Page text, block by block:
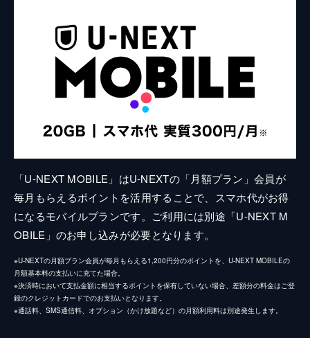
「U-NEXT MOBILE」はU-NEXTの「月額プラン」会員が
毎月もらえるポイントを活用することで、スマホ代がお得
になるモバイルプランです。ご利用には別途「U-NEXT M
OBILE」のお申し込みが必要となります。
※U-NEXTの月額プラン会員が毎月もらえる1,200円分のポイントを、U-NEXT MOBILEの
月額基本料の支払いに充てた場合。
※決済時において支払金額に相当するポイントを保有していない場合、差額分の料金はご登
録のクレジットカードでのお支払いとなります。
※通話料、SMS通信料、オプション（かけ放題など）の月額利用料は別途発生します。